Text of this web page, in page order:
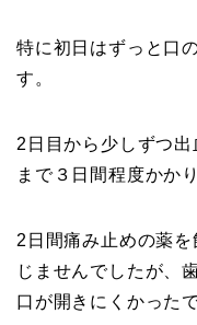
特に初日はずっと口
す。
2日目から少しずつ
まで３日間程度かか
2日間痛み止めの薬
じませんでしたが、
口が開きにくかったで